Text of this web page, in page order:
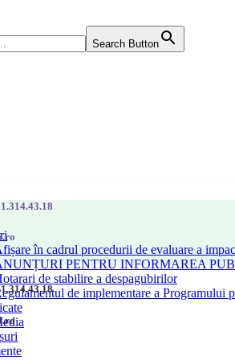
Search Button
în cadrul procedurii de evaluare a
PENTRU INFORMAREA
de stabilire a despagubirilor
de implementare a Programului